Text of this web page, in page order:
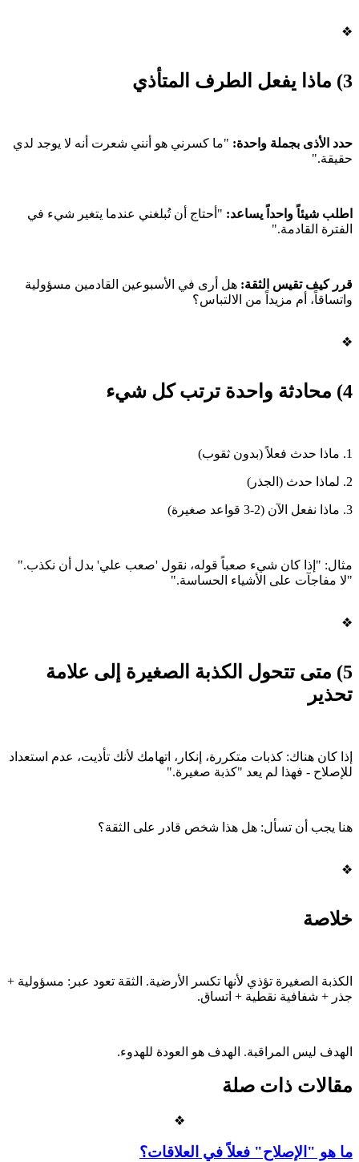
❖
3) ماذا يفعل الطرف المتأذي
حدد الأذى بجملة واحدة: "ما كسرني هو أنني شعرت أنه لا يوجد لدي
حقيقة."
اطلب شيئاً واحداً يساعد: "أحتاج أن تُبلغني عندما يتغير شيء في
الفترة القادمة."
قرر كيف تقيس الثقة: هل أرى في الأسبوعين القادمين مسؤولية
واتساقاً، أم مزيداً من الالتباس؟
❖
4) محادثة واحدة ترتب كل شيء
1. ماذا حدث فعلاً (بدون ثقوب)
2. لماذا حدث (الجذر)
3. ماذا نفعل الآن (2-3 قواعد صغيرة)
مثال: "إذا كان شيء صعباً قوله، نقول 'صعب علي' بدل أن نكذب."
"لا مفاجآت على الأشياء الحساسة."
❖
5) متى تتحول الكذبة الصغيرة إلى علامة
تحذير
إذا كان هناك: كذبات متكررة، إنكار، اتهامك لأنك تأذيت، عدم استعداد
للإصلاح - فهذا لم يعد "كذبة صغيرة."
هنا يجب أن تسأل: هل هذا شخص قادر على الثقة؟
❖
خلاصة
الكذبة الصغيرة تؤذي لأنها تكسر الأرضية. الثقة تعود عبر: مسؤولية +
جذر + شفافية نقطية + اتساق.
الهدف ليس المراقبة. الهدف هو العودة للهدوء.
مقالات ذات صلة
❖
ما هو "الإصلاح" فعلاً في العلاقات؟